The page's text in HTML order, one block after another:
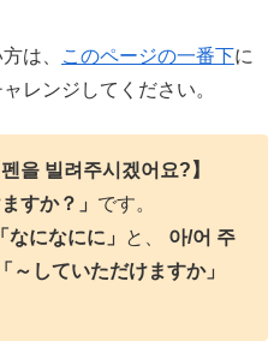
は、 このページの一番下に
レンジしてください。
펜을 빌려주시겠어요?】
すか？」 です。
なになにに」 と、
아/어 주
～していただけますか」